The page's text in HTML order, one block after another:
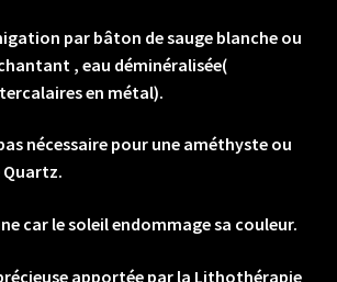
par bâton de sauge blanche ou
, eau déminéralisée(
en métal).
nécessaire pour une améthyste ou
Quartz.
car le soleil endommage sa couleur.
apportée par la Lithothérapie